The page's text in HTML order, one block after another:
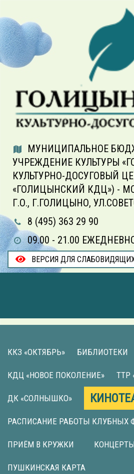
МУНИЦИПАЛЬНОЕ
УЧРЕЖДЕНИЕ КУЛЬТУРЫ
КУЛЬТУРНО-ДОСУГОВЫЙ
«ГОЛИЦЫНСКИЙ КДЦ») -
Г.О., Г.ГОЛИЦЫНО,
8 (495) 363 29 90
09.00 - 21.00
ВЕРСИЯ ДЛЯ
ККЗ «ОКТЯБРЬ» БИБЛИОТЕКИ
КДЦ «НОВОЕ ПОКОЛЕНИЕ» ТТР
ДК «СОЛНЫШКО»
РАСПИСАНИЕ РАБОТЫ КЛУБНЫХ
ПРИЁМ В КРУЖКИ
ПУШКИНСКАЯ КАРТА